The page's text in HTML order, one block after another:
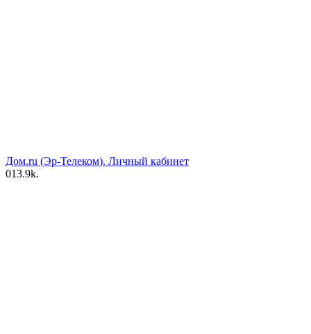
Дом.ru (Эр-Телеком). Личный кабинет
013.9k.